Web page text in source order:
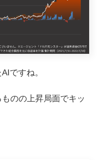
ですね。
のの上昇局面でキッ